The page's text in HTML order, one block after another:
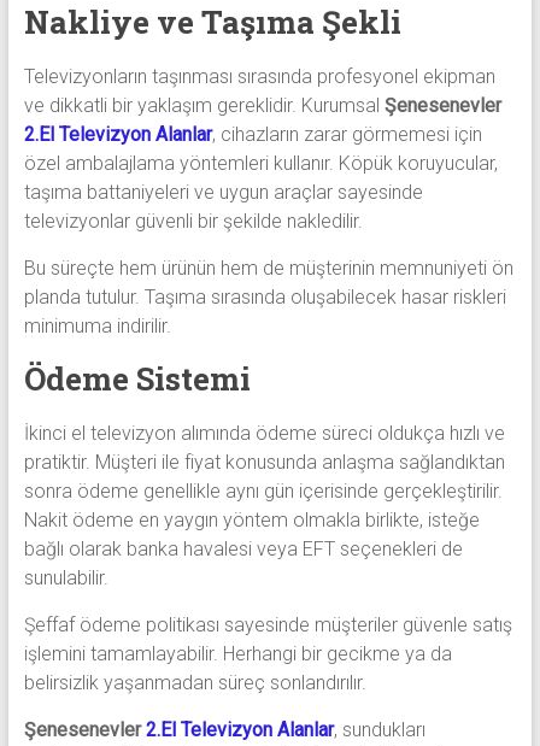
Nakliye ve Taşıma Şekli
Televizyonların taşınması sırasında profesyonel ekipman
ve dikkatli bir yaklaşım gereklidir. Kurumsal Şenesenevler
2.El Televizyon Alanlar, cihazların zarar görmemesi için
özel ambalajlama yöntemleri kullanır. Köpük koruyucular,
taşıma battaniyeleri ve uygun araçlar sayesinde
televizyonlar güvenli bir şekilde nakledilir.
Bu süreçte hem ürünün hem de müşterinin memnuniyeti ön
planda tutulur. Taşıma sırasında oluşabilecek hasar riskleri
minimuma indirilir.
Ödeme Sistemi
İkinci el televizyon alımında ödeme süreci oldukça hızlı ve
pratiktir. Müşteri ile fiyat konusunda anlaşma sağlandıktan
sonra ödeme genellikle aynı gün içerisinde gerçekleştirilir.
Nakit ödeme en yaygın yöntem olmakla birlikte, isteğe
bağlı olarak banka havalesi veya EFT seçenekleri de
sunulabilir.
Şeffaf ödeme politikası sayesinde müşteriler güvenle satış
işlemini tamamlayabilir. Herhangi bir gecikme ya da
belirsizlik yaşanmadan süreç sonlandırılır.
Şenesenevler2.El Televizyon Alanlar, sundukları